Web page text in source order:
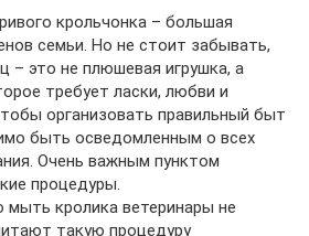
крольчонка – большая
семьи. Но не стоит забывать,
– это не плюшевая игрушка, а
требует ласки, любви и
организовать правильный быт
быть осведомленным о всех
Очень важным пунктом
процедуры.
кролика ветеринары не
такую процедуру